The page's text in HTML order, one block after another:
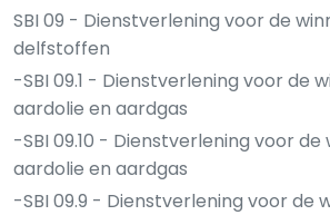
SBI 09 - Dienstverlening voor de
delfstoffen
-SBI 09.1 - Dienstverlening voor de
aardolie en aardgas
-SBI 09.10 - Dienstverlening voor de
aardolie en aardgas
-SBI 09.9 - Dienstverlening voor de